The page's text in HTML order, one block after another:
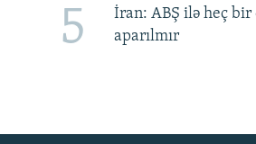
5
İran: ABŞ ilə heç bir
aparılmır